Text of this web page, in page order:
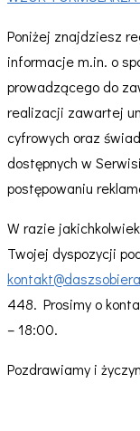
Poniżej znajdziesz
informacje m.in. o
prowadzącego do
realizacji zawartej
cyfrowych oraz
dostępnych w
postępowaniu
W razie
Twojej dyspozycji
448. Prosimy o
– 18:00.
Pozdrawiamy i